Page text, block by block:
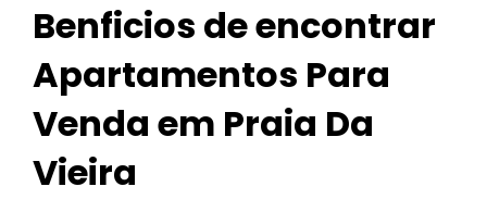
Benficios de encontrar
Apartamentos Para
Venda em Praia Da
Vieira